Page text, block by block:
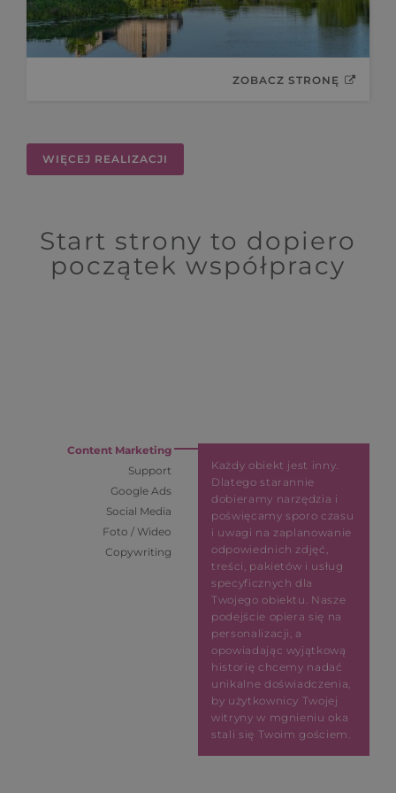
ZOBACZ STRONĘ
WIĘCEJ REALIZACJI
Start strony to dopiero
początek współpracy
Każdy obiekt jest inny.
Dlatego starannie
dobieramy narzędzia i
poświęcamy sporo czasu
i uwagi na zaplanowanie
odpowiednich zdjęć,
treści, pakietów i usług
specyficznych dla
Twojego obiektu. Nasze
podejście opiera się na
personalizacji, a
opowiadając wyjątkową
historię chcemy nadać
unikalne doświadczenia,
by użytkownicy Twojej
witryny w mgnieniu oka
stali się Twoim gościem.
Content Marketing
Support
Google Ads
Social Media
Foto / Wideo
Copywriting